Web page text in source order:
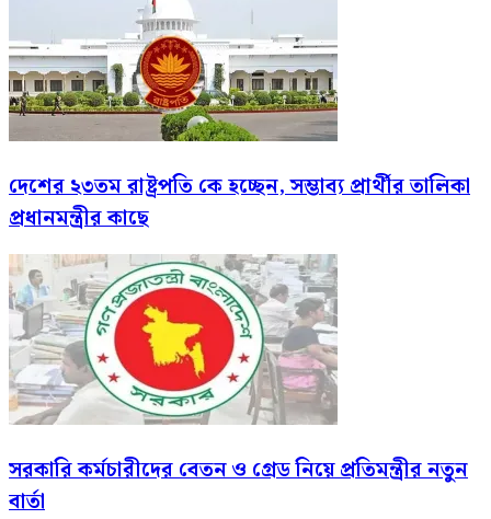
দেশের ২৩তম রাষ্ট্রপতি কে হচ্ছেন, সম্ভাব্য প্রার্থীর তালিকা
প্রধানমন্ত্রীর কাছে
সরকারি কর্মচারীদের বেতন ও গ্রেড নিয়ে প্রতিমন্ত্রীর নতুন
বার্তা